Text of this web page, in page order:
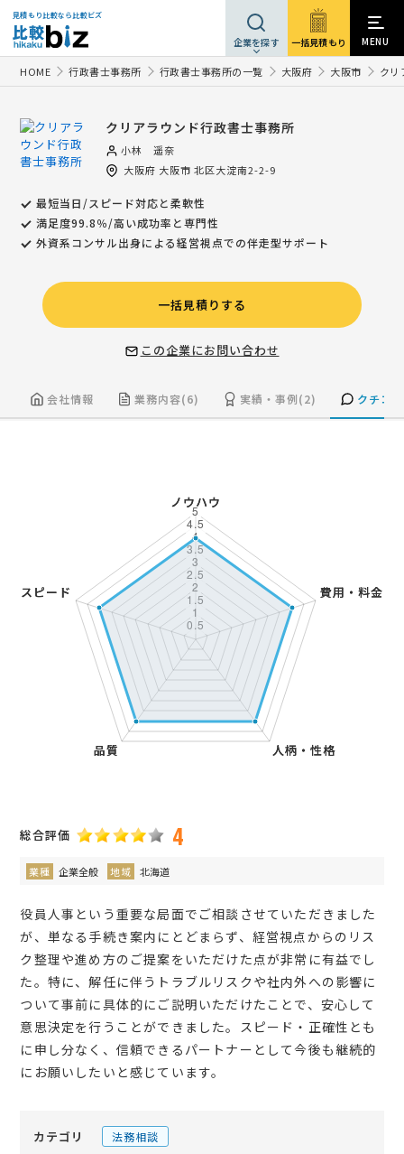
見積もり比較なら比較ビズ
企業を探す 一括見積もり MENU
HOME 行政書士事務所 行政書士事務所の一覧 大阪府 大阪市 クリ
クリアラウンド行政書士事務所
小林 遥奈
大阪府 大阪市 北区大淀南2-2-9
最短当日/スピード対応と柔軟性
満足度99.8％/高い成功率と専門性
外資系コンサル出身による経営視点での伴走型サポート
一括見積りする
この企業にお問い合わせ
会社情報 業務内容(6) 実績・事例(2) クチコ
総合評価 4
業種 企業全般 地域 北海道
役員人事という重要な局面でご相談させていただきました
が、単なる手続き案内にとどまらず、経営視点からのリス
ク整理や進め方のご提案をいただけた点が非常に有益でし
た。特に、解任に伴うトラブルリスクや社内外への影響に
ついて事前に具体的にご説明いただけたことで、安心して
意思決定を行うことができました。スピード・正確性とも
に申し分なく、信頼できるパートナーとして今後も継続的
にお願いしたいと感じています。
カテゴリ 法務相談